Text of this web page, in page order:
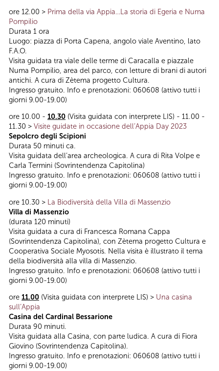
ore 12.00 > Prima della via Appia…La storia di Egeria e Numa
Pompilio
Durata 1 ora
Luogo: piazza di Porta Capena, angolo viale Aventino, lato
F.A.O.
Visita guidata tra viale delle terme di Caracalla e piazzale
Numa Pompilio, area del parco, con letture di brani di autori
antichi. A cura di Zètema progetto Cultura.
Ingresso gratuito. Info e prenotazioni: 060608 (attivo tutti i
giorni 9.00-19.00)
ore 10.00 - 10.30 (Visita guidata con interprete LIS) - 11.00 -
11.30 > Visite guidate in occasione dell’Appia Day 2023
Sepolcro degli Scipioni
Durata 50 minuti ca.
Visita guidata dell’area archeologica. A cura di Rita Volpe e
Carla Termini (Sovrintendenza Capitolina)
Ingresso gratuito. Info e prenotazioni: 060608 (attivo tutti i
giorni 9.00-19.00)
ore 10.30 > La Biodiversità della Villa di Massenzio
Villa di Massenzio
(durata 120 minuti)
Visita guidata a cura di Francesca Romana Cappa
(Sovrintendenza Capitolina), con Zètema progetto Cultura e
Cooperativa Sociale Myosotis. Nella visita è illustrato il tema
della biodiversità alla villa di Massenzio.
Ingresso gratuito. Info e prenotazioni: 060608 (attivo tutti i
giorni 9.00-19.00)
ore 11.00 (Visita guidata con interprete LIS) > Una casina
sull’Appia
Casina del Cardinal Bessarione
Durata 90 minuti.
Visita guidata alla Casina, con parte ludica. A cura di Fiora
Giovino (Sovrintendenza Capitolina).
Ingresso gratuito. Info e prenotazioni: 060608 (attivo tutti i
giorni 9.00-19.00)